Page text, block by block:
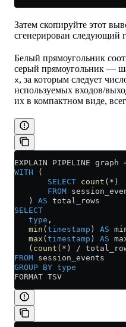
Затем скопируйте этот
сгенерирован следующий
Белый прямоугольник
серый прямоугольник —
x, за которым следует
используемых входов/
их в компактном виде,
EXPLAIN PIPELINE graph
WITH (
       SELECT
count ( * )
       FROM
   )
AS total_rows
SELECT
   type
,
   min
(timestamp ) AS
   max
(timestamp ) AS
   (
count ( * ) /
FROM session_events
GROUP BY type
FORMAT TSV